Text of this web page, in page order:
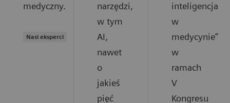
medyczny.
Nasi eksperci
narzędzi,
w tym
AI,
nawet
o
jakieś
pięć
inteligencja
w
medycynie”
w
ramach
V
Kongresu